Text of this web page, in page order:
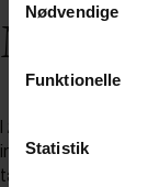
Nødvendige
Funktionelle
Statistik
Madspild
I 2021 udgjorde
indkøbte vægt. I
tallet i decideret